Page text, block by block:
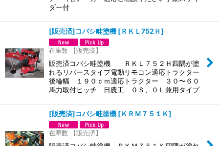
ダー付
[販売済]コバシ畦塗機 [ＲＫＬ752Ｈ]
在庫数 【販売済】
販売済コバシ畦塗機 ＲＫＬ７５２Ｈ四隅が塗
れるリバースタイプ電動リモコン適応トラクター
後輪幅 １９０ｃｍ適応トラクター ３０〜６０
馬力取付ヒッチ 日農工 ０Ｓ、０Ｌ兼用タイプ
[販売済]コバシ畦塗機 [ＫＲＭ７５１Ｋ]
在庫数 【販売済】